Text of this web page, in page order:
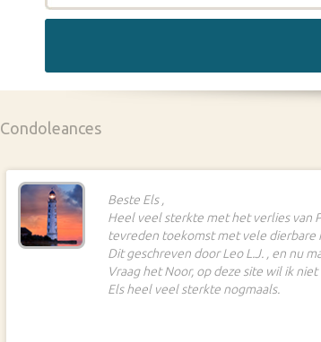
Condoleances
Beste Els ,
Heel veel sterkte met het verlies van
tevreden toekomst met vele dierbare
Dit geschreven door Leo L.J. , en nu
Vraag het Noor, op deze site wil ik
Els heel veel sterkte nogmaals.